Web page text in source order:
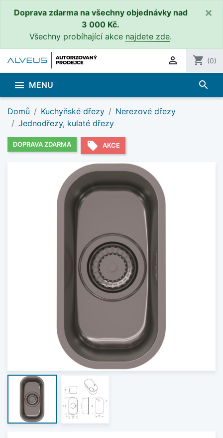
Doprava zdarma na všechny objednávky nad
3 000 Kč.
Všechny probíhající akce najdete zde.
×
 shopping_cart (0)
 MENU search
Domů Kuchyňské dřezy
Nerezové dřezy
Jednodřezy, kulaté dřezy
DOPRAVA ZDARMA local_offer AKCE